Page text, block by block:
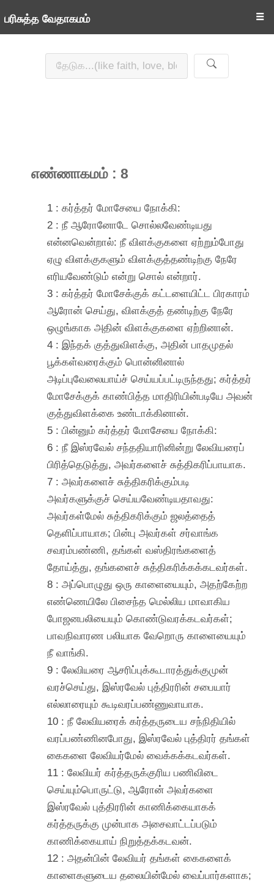
பரிசுத்த வேதாகமம் ☰
எண்ணாகமம் : 8
1 : கர்த்தர் மோசேயை நோக்கி:
2 : நீ ஆரோனோடே சொல்லவேண்டியது
என்னவென்றால்: நீ விளக்குகளை ஏற்றும்போது
ஏழு விளக்குகளும் விளக்குத்தண்டிற்கு நேரே
எரியவேண்டும் என்று சொல் என்றார்.
3 : கர்த்தர் மோசேக்குக் கட்டளையிட்ட பிரகாரம்
ஆரோன் செய்து, விளக்குத் தண்டிற்கு நேரே
ஒழுங்காக அதின் விளக்குகளை ஏற்றினான்.
4 : இந்தக் குத்துவிளக்கு, அதின் பாதமுதல்
பூக்கள்வரைக்கும் பொன்னினால்
அடிப்புவேலையாய்ச் செய்யப்பட்டிருந்தது; கர்த்தர்
மோசேக்குக் காண்பித்த மாதிரியின்படியே அவன்
குத்துவிளக்கை உண்டாக்கினான்.
5 : பின்னும் கர்த்தர் மோசேயை நோக்கி:
6 : நீ இஸ்ரவேல் சந்ததியாரினின்று லேவியரைப்
பிரித்தெடுத்து, அவர்களைச் சுத்திகரிப்பாயாக.
7 : அவர்களைச் சுத்திகரிக்கும்படி
அவர்களுக்குச் செய்யவேண்டியதாவது:
அவர்கள்மேல் சுத்திகரிக்கும் ஜலத்தைத்
தெளிப்பாயாக; பின்பு அவர்கள் சர்வாங்க
சவரம்பண்ணி, தங்கள் வஸ்திரங்களைத்
தோய்த்து, தங்களைச் சுத்திகரிக்கக்கடவர்கள்.
8 : அப்பொழுது ஒரு காளையையும், அதற்கேற்ற
எண்ணெயிலே பிசைந்த மெல்லிய மாவாகிய
போஜனபலியையும் கொண்டுவரக்கடவர்கள்;
பாவநிவாரண பலியாக வேறொரு காளையையும்
நீ வாங்கி.
9 : லேவியரை ஆசரிப்புக்கூடாரத்துக்குமுன்
வரச்செய்து, இஸ்ரவேல் புத்திரரின் சபையார்
எல்லாரையும் கூடிவரப்பண்ணுவாயாக.
10 : நீ லேவியரைக் கர்த்தருடைய சந்நிதியில்
வரப்பண்ணினபோது, இஸ்ரவேல் புத்திரர் தங்கள்
கைகளை லேவியர்மேல் வைக்கக்கடவர்கள்.
11 : லேவியர் கர்த்தருக்குரிய பணிவிடை
செய்யும்பொருட்டு, ஆரோன் அவர்களை
இஸ்ரவேல் புத்திரரின் காணிக்கையாகக்
கர்த்தருக்கு முன்பாக அசைவாட்டப்படும்
காணிக்கையாய் நிறுத்தக்கடவன்.
12 : அதன்பின் லேவியர் தங்கள் கைகளைக்
காளைகளுடைய தலையின்மேல் வைப்பார்களாக;